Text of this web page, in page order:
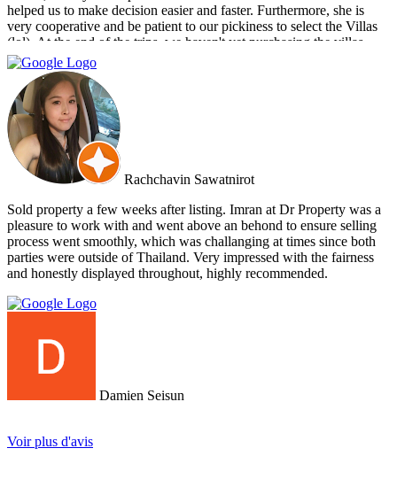
helped us to make decision easier and faster. Furthermore, she is
very cooperative and be patient to our pickiness to select the Villas
(lol). At the end of the trips, we haven't yet purchasing the villas
from Cherry and Doctor Property. However, I get to know a new
friend and surely if we have a new plan for new property. Cherry
and Doctor Property will be one of our very first choice to contact.
Bella & Tom
Rachchavin Sawatnirot
Sold property a few weeks after listing. Imran at Dr Property was a
pleasure to work with and went above an behond to ensure selling
process went smoothly, which was challanging at times since both
parties were outside of Thailand. Very impressed with the fairness
and honestly displayed throughout, highly recommended.
Damien Seisun
Voir plus d'avis